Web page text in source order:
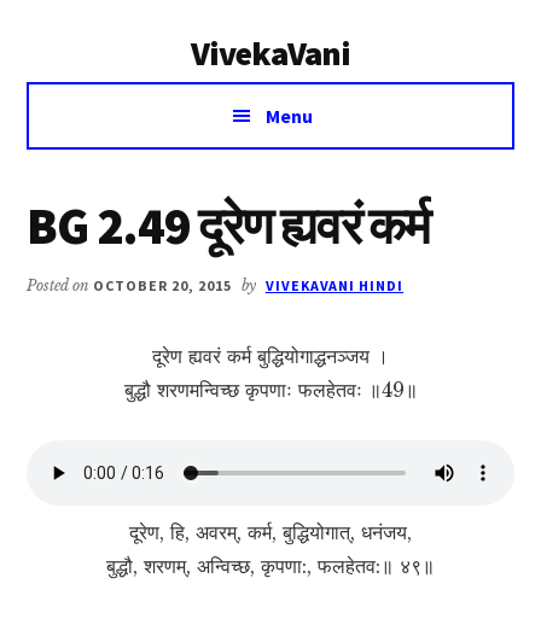
VivekaVani
Voice
Vivekananda
Menu
BG 2.49 दूरेण ह्यवरं कर्म
Posted on OCTOBER 20, 2015 by VIVEKAVANI HINDI
दूरेण ह्यवरं कर्म बुद्धियोगाद्धनञ्जय ।
बुद्धौ शरणमन्विच्छ कृपणाः फलहेतवः ॥49॥
दूरेण, हि, अवरम्, कर्म, बुद्धियोगात्, धनंजय,
बुद्धौ, शरणम्, अन्विच्छ, कृपणा:, फलहेतव:॥ ४९॥